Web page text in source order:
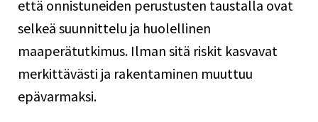
että onnistuneiden perustusten taustalla ovat
selkeä suunnittelu ja huolellinen
maaperätutkimus. Ilman sitä riskit kasvavat
merkittävästi ja rakentaminen muuttuu
epävarmaksi.